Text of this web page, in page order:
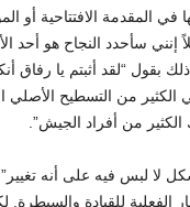
المقدمة الافتتاحية أو
النجاح هو أحد
بقول “لقد أثبتم يا رفاق
الكثير من التسطيح
من أفراد الجيش”.
لا لبس فيه على أنه تغيير”
للقيادة والسيطرة.